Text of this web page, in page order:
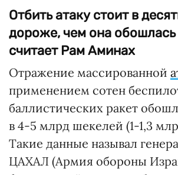
Отбить атаку стоит в
дороже, чем она
считает Рам Аминах
Отражение массированной
применением сотен
баллистических ракет
в 4-5 млрд шекелей (1-1,3
Такие данные называл
ЦАХАЛ (Армия обороны